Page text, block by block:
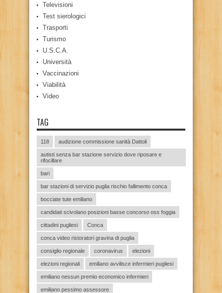
Televisioni
Test sierologici
Trasporti
Turismo
U.S.C.A.
Università
Vaccinazioni
Viabilità
Video
TAG
118 audizione commissione sanità Dattoli
autisti senza bar stazione servizio dove riposare e
rifocillare
bari
bar stazioni di servizio puglia rischio fallimento conca
bocciate tute emiliano
candidati scivolano posizioni basse concorso oss foggia
cittadini pugliesi Conca
conca video ristoratori gravina di puglia
consiglio regionale coronavirus elezioni
elezioni regionali emiliano avvilisce infermieri pugliesi
emiliano nessun premio economico infermieri
emiliano pessimo assessore